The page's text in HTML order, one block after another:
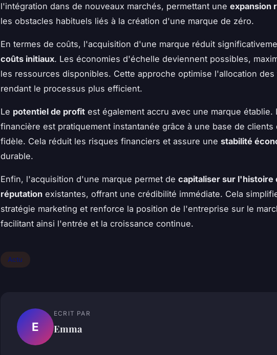
l'intégration dans de nouveaux marchés, permettant une expansion
les obstacles habituels liés à la création d'une marque de zéro.
En termes de coûts, l'acquisition d'une marque réduit
coûts initiaux. Les économies d'échelle deviennent possibles,
les ressources disponibles. Cette approche optimise l'allocation des
rendant le processus plus efficient.
Le potentiel de profit est également accru avec une marque établie.
financière est pratiquement instantanée grâce à une base de clients
fidèle. Cela réduit les risques financiers et assure une stabilité
durable.
Enfin, l'acquisition d'une marque permet de capitaliser sur l'histoire
réputation existantes, offrant une crédibilité immédiate. Cela
stratégie marketing et renforce la position de l'entreprise sur le
facilitant ainsi l'entrée et la croissance continue.
Actu
E
ECRIT PAR
Emma